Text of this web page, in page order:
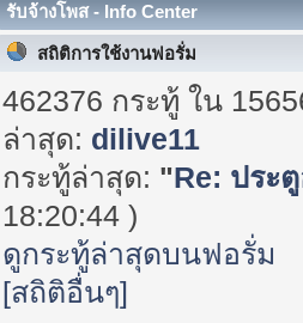
รับจ้างโพส - Info Center
สถิติการใช้งานฟอรั่ม
462376 กระทู้ ใน
ล่าสุด: dilive11
กระทู้ล่าสุด: "Re: ประ
18:20:44 )
ดูกระทู้ล่าสุดบนฟอรั่ม
[สถิติอื่นๆ]